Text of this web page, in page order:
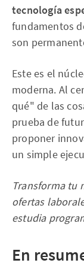
tecnología
fundamentos
son
Este es el
moderna. Al
qué" de las
prueba de
proponer
un simple
Transforma tu
ofertas
estudia
En